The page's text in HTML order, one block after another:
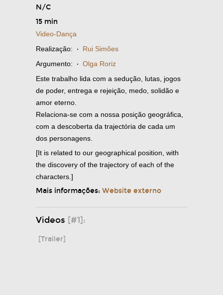
N/C
15 min
Video-Dança
Realização: · Rui Simões
Argumento: · Olga Roriz
Este trabalho lida com a sedução, lutas, jogos
de poder, entrega e rejeição, medo, solidão e
amor eterno.
Relaciona-se com a nossa posição geográfica,
com a descoberta da trajectória de cada um
dos personagens.
[It is related to our geographical position, with
the discovery of the trajectory of each of the
characters.]
Mais informações: Website externo
Videos [#1]:
[Trailer]